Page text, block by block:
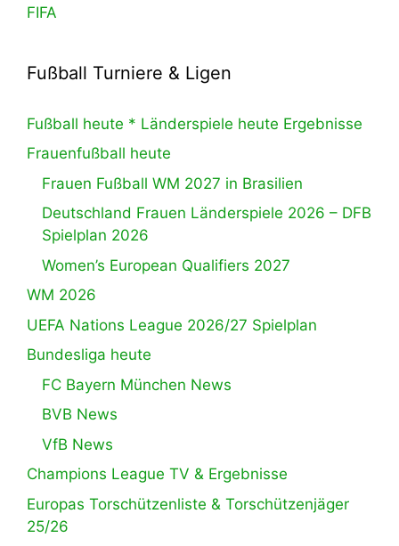
FIFA
Fußball Turniere & Ligen
Fußball heute * Länderspiele heute Ergebnisse
Frauenfußball heute
Frauen Fußball WM 2027 in Brasilien
Deutschland Frauen Länderspiele 2026 – DFB
Spielplan 2026
Women’s European Qualifiers 2027
WM 2026
UEFA Nations League 2026/27 Spielplan
Bundesliga heute
FC Bayern München News
BVB News
VfB News
Champions League TV & Ergebnisse
Europas Torschützenliste & Torschützenjäger
25/26